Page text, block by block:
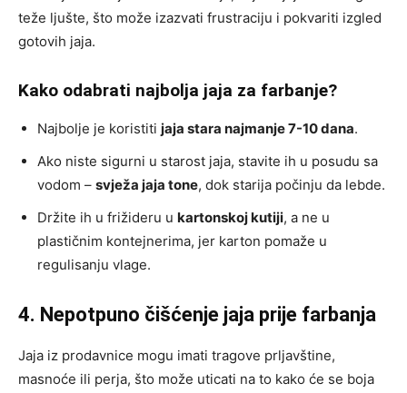
teže ljušte, što može izazvati frustraciju i pokvariti izgled
gotovih jaja.
Kako odabrati najbolja jaja za farbanje?
Najbolje je koristiti jaja stara najmanje 7-10 dana.
Ako niste sigurni u starost jaja, stavite ih u posudu sa
vodom – svježa jaja tone, dok starija počinju da lebde.
Držite ih u frižideru u kartonskoj kutiji, a ne u
plastičnim kontejnerima, jer karton pomaže u
regulisanju vlage.
4. Nepotpuno čišćenje jaja prije farbanja
Jaja iz prodavnice mogu imati tragove prljavštine,
masnoće ili perja, što može uticati na to kako će se boja